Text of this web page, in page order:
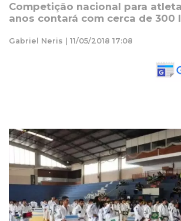
Competição nacional para
anos contará com cerca de 300
Gabriel Neris | 11/05/2018 17:08